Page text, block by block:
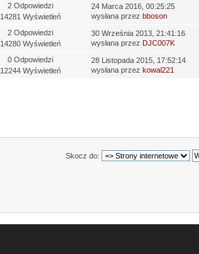
2 Odpowiedzi
14281 Wyświetleń
24 Marca 2016, 00:25:25
wysłana przez bboson
2 Odpowiedzi
14280 Wyświetleń
30 Września 2013, 21:41:16
wysłana przez DJC007K
0 Odpowiedzi
12244 Wyświetleń
28 Listopada 2015, 17:52:14
wysłana przez kowal221
Skocz do: